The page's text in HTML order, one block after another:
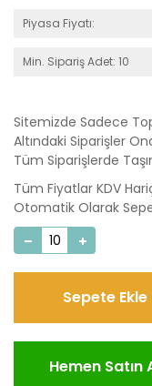
Piyasa Fiyatı:
Min. Sipariş Adet: 10
Sitemizde Sadece
Altındaki Siparişler
Tüm Siparişlerde
Tüm Fiyatlar KDV
Otomatik Olarak
Sepete Ekle
Hemen Satın